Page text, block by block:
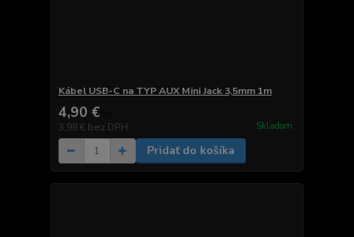
Kábel USB-C na TYP AUX Mini Jack 3,5mm 1m
4,90 €
3,98 € bez DPH Skladom
Pridať do košíka